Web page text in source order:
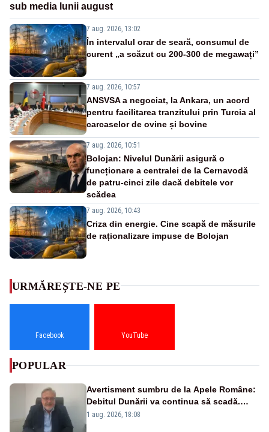
sub media lunii august
7 aug. 2026, 13:02
În intervalul orar de seară, consumul de
curent „a scăzut cu 200-300 de megawați”
7 aug. 2026, 10:57
ANSVSA a negociat, la Ankara, un acord
pentru facilitarea tranzitului prin Turcia al
carcaselor de ovine și bovine
7 aug. 2026, 10:51
Bolojan: Nivelul Dunării asigură o
funcționare a centralei de la Cernavodă
de patru-cinci zile dacă debitele vor
scădea
7 aug. 2026, 10:43
Criza din energie. Cine scapă de măsurile
de raționalizare impuse de Bolojan
URMĂREȘTE-NE PE
Facebook YouTube
POPULAR
Avertisment sumbru de la Apele Române:
Debitul Dunării va continua să scadă.
Cernavodă s-ar putea închide în 4 zile
1 aug. 2026, 18:08